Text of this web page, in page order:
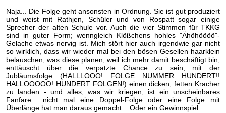
Naja... Die Folge geht ansonsten in Ordnung. Sie ist gut produziert
und weist mit Rathjen, Schüler und von Rospatt sogar einige
Sprecher der alten Schule vor. Auch die vier Stimmen für TKKG
sind in guter Form; wenngleich Klößchens hohles "Ähöhöööö"-
Gelache etwas nervig ist. Mich stört hier auch irgendwie gar nicht
so wirklich, dass wir wieder mal bei den bösen Gesellen haarklein
belauschen, was diese planen, weil ich mehr damit beschäftigt bin,
enttäuscht über die verpatzte Chance zu sein, mit der
Jubläumsfolge (HALLLOOO! FOLGE NUMMER HUNDERT!!
HALLOOOOO! HUNDERT FOLGEN!) einen dicken, fetten Kracher
zu landen - und alles, was wir kriegen, ist ein unscheinbares
Fanfare... nicht mal eine Doppel-Folge oder eine Folge mit
Überlänge hat man daraus gemacht... Oder ein Gewinnspiel.